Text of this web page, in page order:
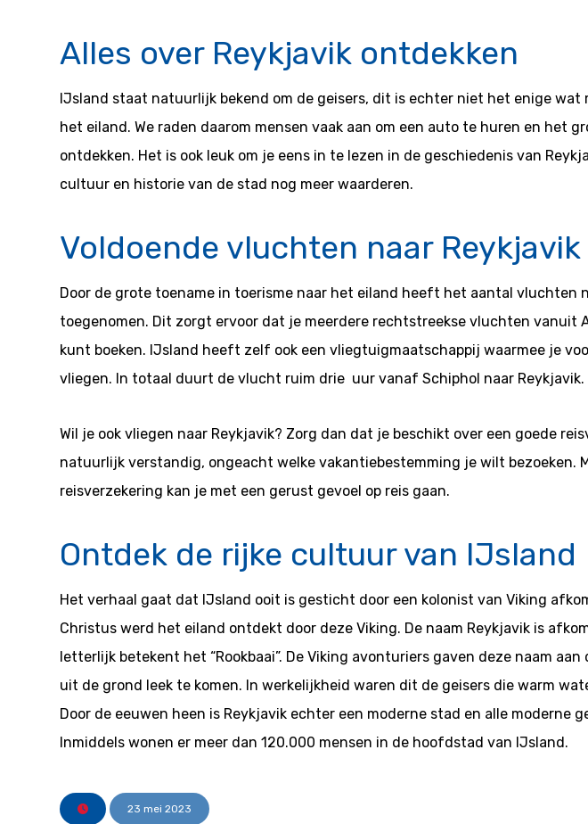
Alles over Reykjavik ontdekken
IJsland staat natuurlijk bekend om de geisers, dit is echter niet het enige wat
het eiland. We raden daarom mensen vaak aan om een auto te huren en het
ontdekken. Het is ook leuk om je eens in te lezen in de geschiedenis van
cultuur en historie van de stad nog meer waarderen.
Voldoende vluchten naar Reykjavik
Door de grote toename in toerisme naar het eiland heeft het aantal vluchten
toegenomen. Dit zorgt ervoor dat je meerdere rechtstreekse vluchten vanuit
kunt boeken. IJsland heeft zelf ook een vliegtuigmaatschappij waarmee je
vliegen. In totaal duurt de vlucht ruim drie uur vanaf Schiphol naar Reykjavik.
Wil je ook vliegen naar Reykjavik? Zorg dan dat je beschikt over een goede
natuurlijk verstandig, ongeacht welke vakantiebestemming je wilt bezoeken.
reisverzekering kan je met een gerust gevoel op reis gaan.
Ontdek de rijke cultuur van IJsland
Het verhaal gaat dat IJsland ooit is gesticht door een kolonist van Viking
Christus werd het eiland ontdekt door deze Viking. De naam Reykjavik is
letterlijk betekent het “Rookbaai”. De Viking avonturiers gaven deze naam
uit de grond leek te komen. In werkelijkheid waren dit de geisers die warm
Door de eeuwen heen is Reykjavik echter een moderne stad en alle moderne
Inmiddels wonen er meer dan 120.000 mensen in de hoofdstad van IJsland.
23 mei 2023